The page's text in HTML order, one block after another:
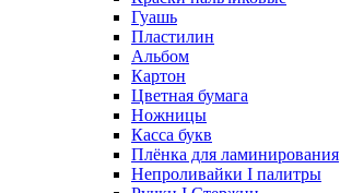
Гуашь
Пластилин
Альбом
Картон
Цветная бумага
Ножницы
Касса букв
Плёнка для ламинирования
Непроливайки I палитры